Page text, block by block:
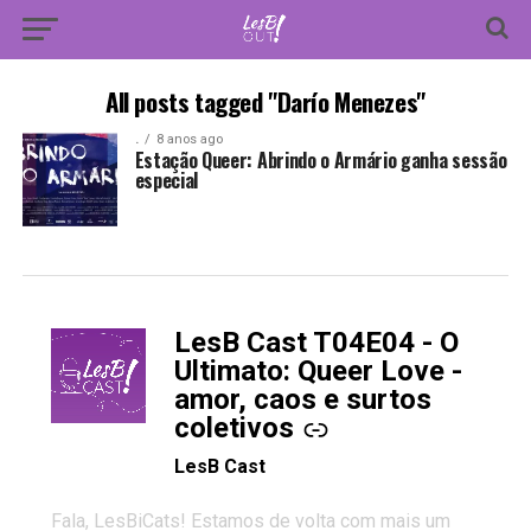
All posts tagged "Darío Menezes"
. 8 anos ago
Estação Queer: Abrindo o Armário ganha sessão
especial
LesB Cast T04E04 - O
Ultimato: Queer Love -
amor, caos e surtos
coletivos
-
LesB Cast
Fala, LesBiCats! Estamos de volta com mais um